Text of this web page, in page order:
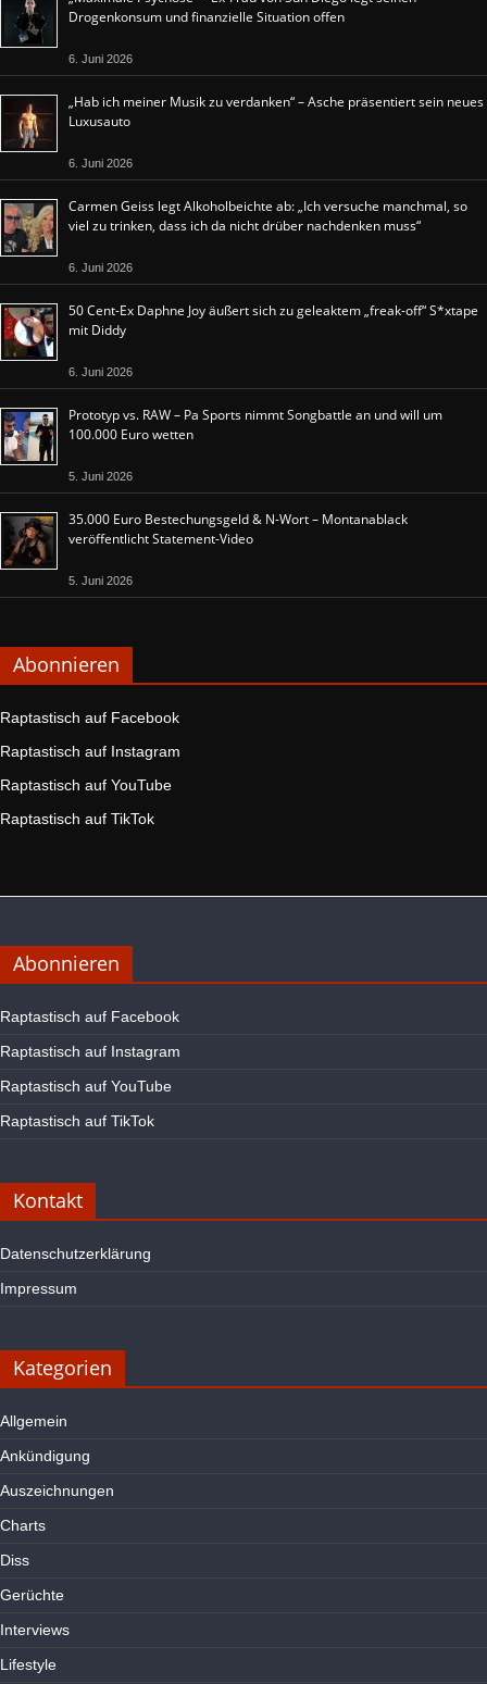
Drogenkonsum und finanzielle Situation offen
6. Juni 2026
„Hab ich meiner Musik zu verdanken“ – Asche präsentiert sein neues
Luxusauto
6. Juni 2026
Carmen Geiss legt Alkoholbeichte ab: „Ich versuche manchmal, so
viel zu trinken, dass ich da nicht drüber nachdenken muss“
6. Juni 2026
50 Cent-Ex Daphne Joy äußert sich zu geleaktem „freak-off“ S*xtape
mit Diddy
6. Juni 2026
Prototyp vs. RAW – Pa Sports nimmt Songbattle an und will um
100.000 Euro wetten
5. Juni 2026
35.000 Euro Bestechungsgeld & N-Wort – Montanablack
veröffentlicht Statement-Video
5. Juni 2026
Abonnieren
Raptastisch auf Facebook
Raptastisch auf Instagram
Raptastisch auf YouTube
Raptastisch auf TikTok
Abonnieren
Raptastisch auf Facebook
Raptastisch auf Instagram
Raptastisch auf YouTube
Raptastisch auf TikTok
Kontakt
Datenschutzerklärung
Impressum
Kategorien
Allgemein
Ankündigung
Auszeichnungen
Charts
Diss
Gerüchte
Interviews
Lifestyle